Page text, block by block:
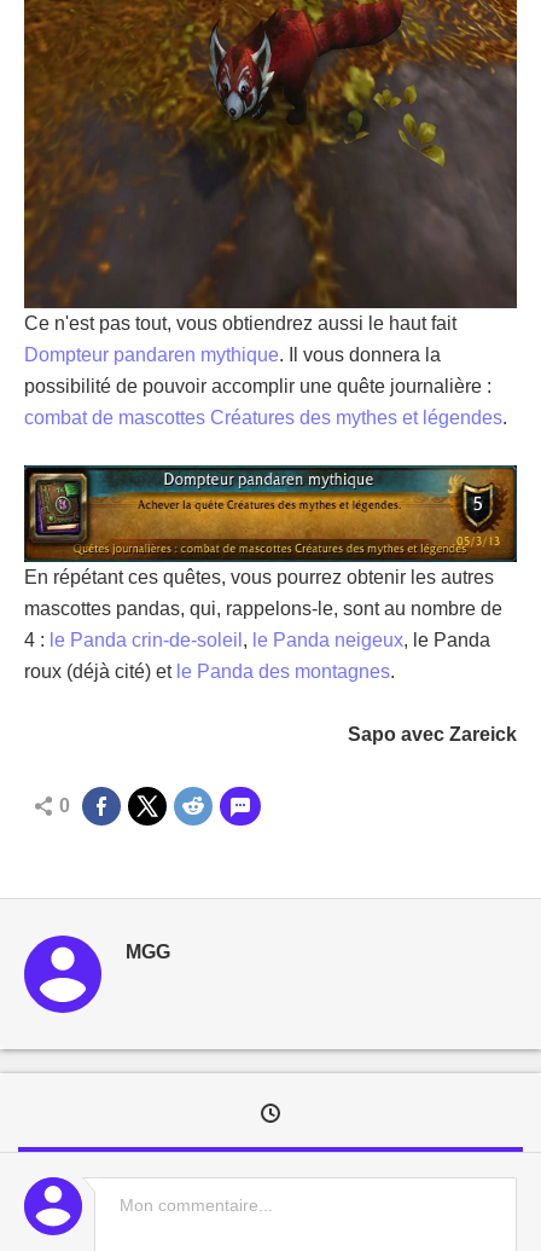
Ce n'est pas tout, vous obtiendrez aussi le haut fait
Dompteur pandaren mythique. Il vous donnera la
possibilité de pouvoir accomplir une quête journalière :
combat de mascottes Créatures des mythes et légendes.
En répétant ces quêtes, vous pourrez obtenir les autres
mascottes pandas, qui, rappelons-le, sont au nombre de
4 : le Panda crin-de-soleil , le Panda neigeux, le Panda
roux (déjà cité) et le Panda des montagnes.
Sapo avec Zareick
0
MGG